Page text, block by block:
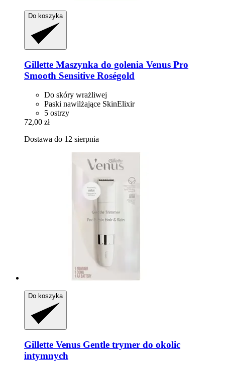
Do koszyka
Gillette Maszynka do golenia Venus Pro
Smooth Sensitive Roségold
Do skóry wrażliwej
Paski nawilżające SkinElixir
5 ostrzy
72,00 zł
Dostawa do 12 sierpnia
Do koszyka
Gillette Venus Gentle trymer do okolic
intymnych